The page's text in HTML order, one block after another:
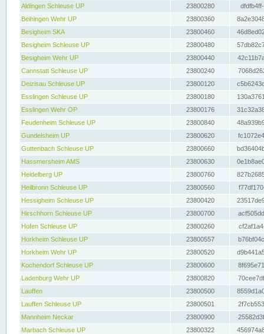
Aldingen Schleuse UP
23800280
Beihingen Wehr UP
23800360
Besigheim SKA
23800460
Besigheim Schleuse UP
23800480
Besigheim Wehr UP
23800440
Cannstatt Schleuse UP
23800240
Deizisau Schleuse UP
23800120
Esslingen Schleuse UP
23800180
Esslingen Wehr OP
23800176
Feudenheim Schleuse UP
23800840
Gundelsheim UP
23800620
Guttenbach Schleuse UP
23800660
Hassmersheim AMS
23800630
Heidelberg UP
23800760
Heilbronn Schleuse UP
23800560
Hessigheim Schleuse UP
23800420
Hirschhorn Schleuse UP
23800700
Hofen Schleuse UP
23800260
Horkheim Schleuse UP
23800557
Horkheim Wehr UP
23800520
Kochendorf Schleuse UP
23800600
Ladenburg Wehr UP
23800820
Lauffen
23800500
Lauffen Schleuse UP
23800501
Mannheim Neckar
23800900
Marbach Schleuse UP
23800322